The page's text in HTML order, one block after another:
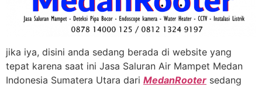
jika iya, disini anda sedang berada di website yang
tepat karena saat ini Jasa Saluran Air Mampet Medan
Indonesia Sumatera Utara dari MedanRooter sedang